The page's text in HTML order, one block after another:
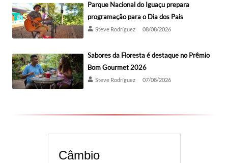
Parque Nacional do Iguaçu prepara
programação para o Dia dos Pais
Steve Rodríguez 08/08/2026
Sabores da Floresta é destaque no Prêmio
Bom Gourmet 2026
Steve Rodríguez 07/08/2026
Câmbio